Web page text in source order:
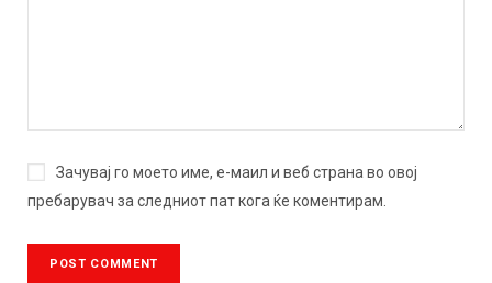
Зачувај го моето име, е-маил и веб страна во овој
пребарувач за следниот пат кога ќе коментирам.